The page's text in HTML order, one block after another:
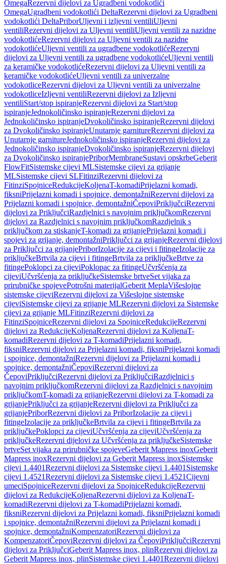
OmegaRezervni dijelovi za Ugradbeni vodokotlići
OmegaUgradbeni vodokotlići DeltaRezervni dijelovi za Ugradbeni
vodokotlići DeltaPriborUljevni i izljevni ventiliUljevni
ventiliRezervni dijelovi za Uljevni ventiliUljevni ventili za nazidne
vodokotlićeRezervni dijelovi za Uljevni ventili za nazidne
vodokotlićeUljevni ventili za ugradbene vodokotlićeRezervni
dijelovi za Uljevni ventili za ugradbene vodokotlićeUljevni ventili
za keramičke vodokotlićeRezervni dijelovi za Uljevni ventili za
keramičke vodokotlićeUljevni ventili za univerzalne
vodokotliceRezervni dijelovi za Uljevni ventili za univerzalne
vodokotliceIzljevni ventiliRezervni dijelovi za Izljevni
ventiliStart/stop ispiranjeRezervni dijelovi za Start/stop
ispiranjeJednokoličinsko ispiranjeRezervni dijelovi za
Jednokoličinsko ispiranjeDvokoličinsko ispiranjeRezervni dijelovi
za Dvokoličinsko ispiranjeUnutarnje garnitureRezervni dijelovi za
Unutarnje garnitureJednokoličinsko ispiranjeRezervni dijelovi za
Jednokoličinsko ispiranjeDvokoličinsko ispiranjeRezervni dijelovi
za Dvokoličinsko ispiranjePriborMembraneSustavi opskrbeGeberit
FlowFitSistemske cijevi MLSistemske cijevi za grijanje
MLSistemske cijevi SLFitinziRezervni dijelovi za
FitinziSpojniceRedukcijeKoljenaT-komadiPrijelazni komadi,
fiksniPrijelazni komadi i spojnice, demontažniRezervni dijelovi za
Prijelazni komadi i spojnice, demontažniČepoviPriključciRezervni
dijelovi za PriključciRazdjelnici s navojnim priključkomRezervni
dijelovi za Razdjelnici s navojnim priključkomRazdjelnik s
priključkom za stiskanjeT-komadi za grijanjePrijelazni komadi i
spojevi za grijanje, demontažniPriključci za grijanjeRezervni dijelovi
za Priključci za grijanjePriborIzolacije za cijevi i fitingeIzolacije za
priključkeBrtvila za cijevi i fitingeBrtvila za priključkeBrtve za
fitingePoklopci za cijeviPoklopac za fitingeUčvršćenja za
cijeviUčvršćenja za priključkeSistemske brtveSet vijaka za
prirubničke spojevePotrošni materijalGeberit MeplaVišeslojne
sistemske cijeviRezervni dijelovi za Višeslojne sistemske
cijeviSistemske cijevi za grijanje MLRezervni dijelovi za Sistemske
cijevi za grijanje MLFitinziRezervni dijelovi za
FitinziSpojniceRezervni dijelovi za SpojniceRedukcijeRezervni
dijelovi za RedukcijeKoljenaRezervni dijelovi za KoljenaT-
komadiRezervni dijelovi za T-komadiPrijelazni komadi,
fiksniRezervni dijelovi za Prijelazni komadi, fiksniPrijelazni komadi
i spojnice, demontažniRezervni dijelovi za Prijelazni komadi i
spojnice, demontažniČepoviRezervni dijelovi za
ČepoviPriključciRezervni dijelovi za PriključciRazdjelnici s
navojnim priključkomRezervni dijelovi za Razdjelnici s navojnim
priključkomT-komadi za grijanjeRezervni dijelovi za T-komadi za
grijanjePriključci za grijanjeRezervni dijelovi za Priključci za
grijanjePriborRezervni dijelovi za PriborIzolacije za cijevi i
fitingeIzolacije za priključkeBrtvila za cijevi i fitingeBrtvila za
priključkePoklopci za cijeviUčvršćenja za cijeviUčvršćenja za
priključkeRezervni dijelovi za Učvršćenja za priključkeSistemske
brtveSet vijaka za prirubničke spojeveGeberit Mapress inoxGeberit
Mapress inoxRezervni dijelovi za Geberit Mapress inoxSistemske
cijevi 1.4401Rezervni dijelovi za Sistemske cijevi 1.4401 Sistemske
cijevi 1.4521Rezervni dijelovi za Sistemske cijevi 1.4521Cijevni
umeciSpojniceRezervni dijelovi za SpojniceRedukcijeRezervni
dijelovi za RedukcijeKoljenaRezervni dijelovi za KoljenaT-
komadiRezervni dijelovi za T-komadiPrijelazni komadi,
fiksniRezervni dijelovi za Prijelazni komadi, fiksniPrijelazni komadi
i spojnice, demontažniRezervni dijelovi za Prijelazni komadi i
spojnice, demontažniKompenzatoriRezervni dijelovi za
KompenzatoriČepoviRezervni dijelovi za ČepoviPriključciRezervni
dijelovi za PriključciGeberit Mapress inox, plinRezervni dijelovi za
Geberit Mapress inox, plinSistemske cijevi 1.4401Rezervni dijelovi